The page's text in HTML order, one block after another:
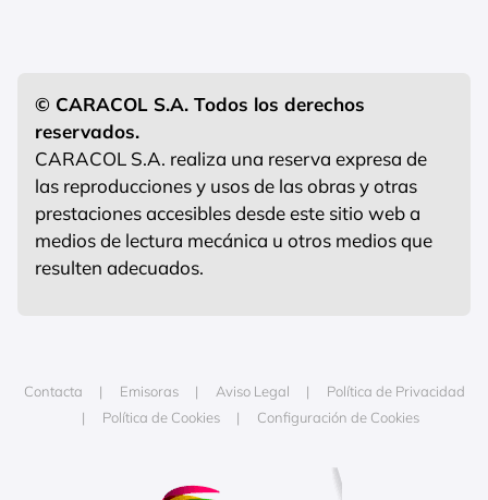
© CARACOL S.A. Todos los derechos
reservados.
CARACOL S.A. realiza una reserva expresa de
las reproducciones y usos de las obras y otras
prestaciones accesibles desde este sitio web a
medios de lectura mecánica u otros medios que
resulten adecuados.
Contacta Emisoras Aviso Legal
Política de Privacidad
Política de Cookies
Configuración de Cookies